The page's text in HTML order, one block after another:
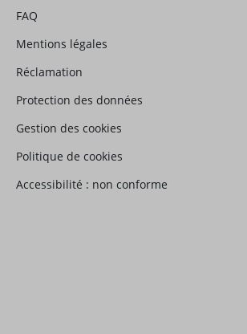
FAQ
Mentions légales
Réclamation
Protection des données
Gestion des cookies
Politique de cookies
Accessibilité : non conforme